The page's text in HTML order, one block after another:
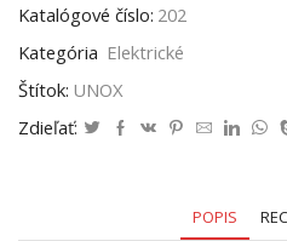
Katalógové číslo: 202
Kategória Elektrické
Štítok: UNOX
Zdieľať:
POPIS